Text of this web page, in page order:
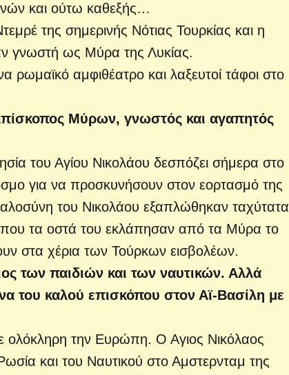
και ούτω καθεξής…
της σημερινής Νότιας Τουρκίας και η
γνωστή ως Μύρα της Λυκίας.
ρωμαϊκό αμφιθέατρο και λαξευτοί τάφοι στο
Μύρων, γνωστός και αγαπητός
του Αγίου Νικολάου δεσπόζει σήμερα στο
για να προσκυνήσουν στον εορτασμό της
του Νικολάου εξαπλώθηκαν ταχύτατα
τα οστά του εκλάπησαν από τα Μύρα το
στα χέρια των Τούρκων εισβολέων.
των παιδιών και των ναυτικών. Αλλά
του καλού επισκόπου στον Αϊ-Βασίλη με
ολόκληρη την Ευρώπη. Ο Αγιος Νικόλαος
και του Ναυτικού στο Αμστερνταμ της